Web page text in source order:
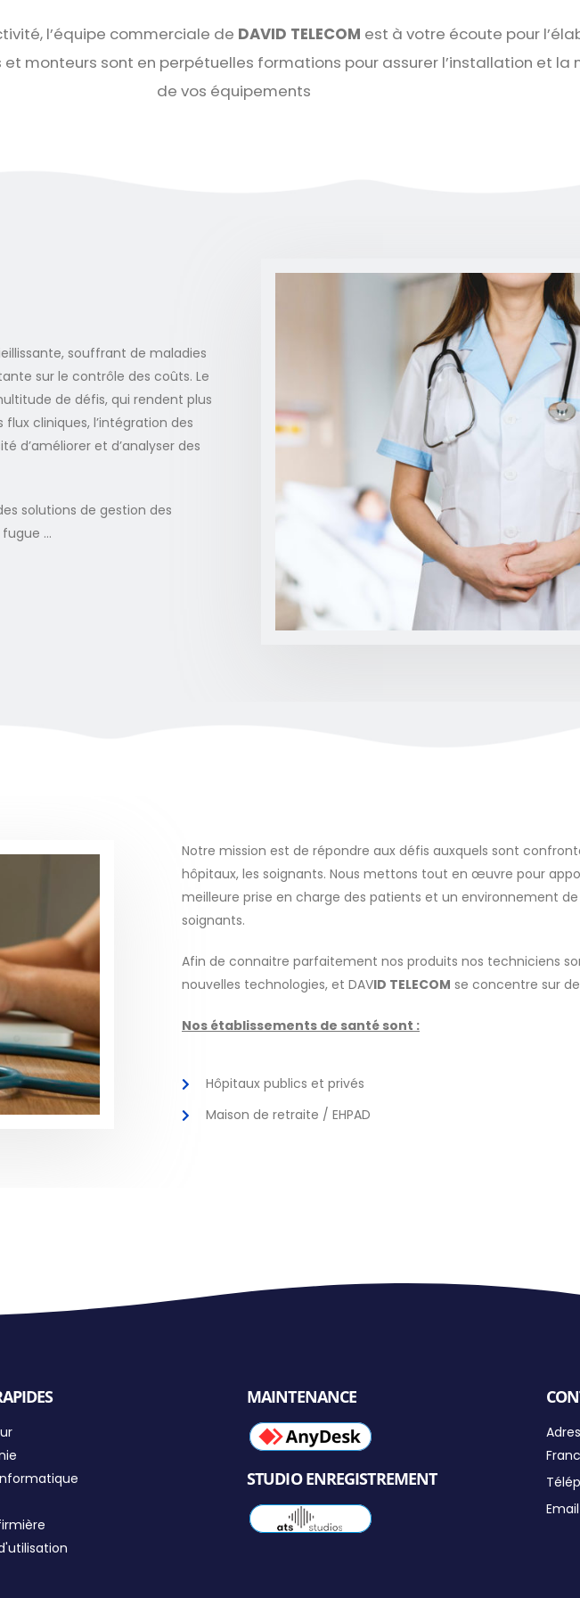
l’équipe commerciale de DAVID TELECOM est à votre écoute pour
et monteurs sont en perpétuelles formations pour assurer l’installation et la
de vos équipements
souffrant de maladies
sur le contrôle des coûts. Le
de défis, qui rendent plus
cliniques, l’intégration des
d’améliorer et d’analyser des
solutions de gestion des
fugue …
Notre mission est de répondre aux défis auxquels sont
hôpitaux, les soignants. Nous mettons tout en œuvre pour
meilleure prise en charge des patients et un environnement
soignants.
Afin de connaitre parfaitement nos produits nos techniciens
nouvelles technologies, et DAVID TELECOM se concentre sur
Nos établissements de santé sont :
Hôpitaux publics et privés
Maison de retraite / EHPAD
MAINTENANCE
STUDIO ENREGISTREMENT